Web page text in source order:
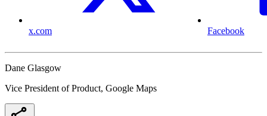
x.com Facebook
Dane Glasgow
Vice President of Product, Google Maps